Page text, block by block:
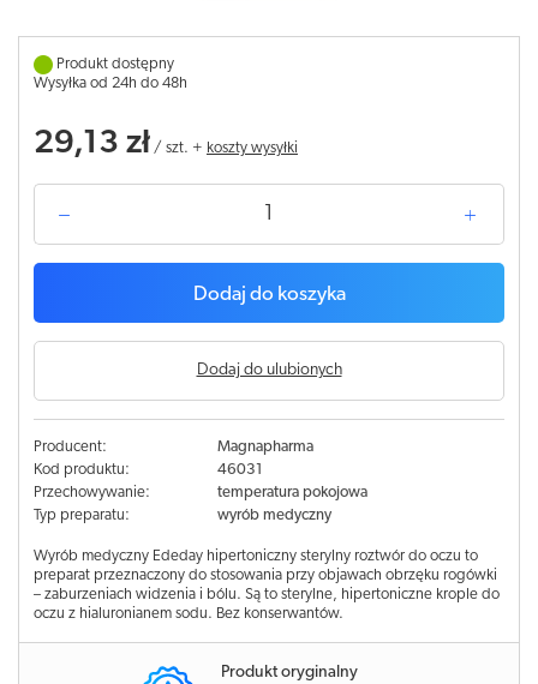
Produkt dostępny
Wysyłka od 24h do 48h
29,13 zł / szt. + koszty wysyłki
Dodaj do koszyka
Dodaj do ulubionych
Producent:
Magnapharma
Kod produktu:
46031
Przechowywanie:
temperatura pokojowa
Typ preparatu:
wyrób medyczny
Wyrób medyczny Ededay hipertoniczny sterylny roztwór do oczu to
preparat przeznaczony do stosowania przy objawach obrzęku rogówki
– zaburzeniach widzenia i bólu. Są to sterylne, hipertoniczne krople do
oczu z hialuronianem sodu. Bez konserwantów.
Produkt oryginalny